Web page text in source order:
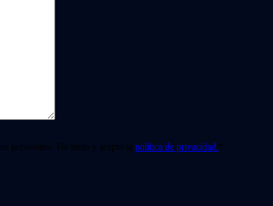
personales. He leído y acepto la política de privacidad. *